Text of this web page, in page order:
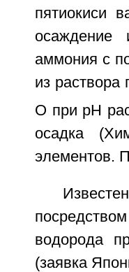
пятиокиси
осаждение
аммония с
из раствора
О при рН
осадка
элементов.
водорода
(заявка